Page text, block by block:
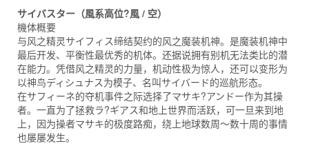
サイバスター（風系高位?風 / 空）
機体概要
与风之精灵サイフィス缔结契约的风之魔装机神。是魔装机神中
最后开发、平衡性最优秀的机体。还据说拥有别机无法类比的潜
在能力。凭借风之精灵的力量，机动性极为惊人，还可以变形为
以神鸟ディシュナス为模子、名叫サイバード的巡航形态。
在サフィーネ的夺机事件之际选择了マサキ?アンドー作为其操
者。一直为了拯救ラ?ギアス和地上世界而活跃，可一旦来到地
上，因为操者マサキ的极度路痴，绕上地球数周～数十周的事情
也屡屡发生。